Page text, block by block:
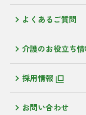
よくあるご質問
介護のお役立ち
採用情報
お問い合わせ